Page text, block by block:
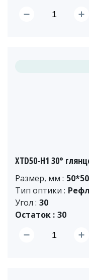
XTD50-H1 30°
Размер, мм :
Тип оптики :
Угол : 30
Остаток : 30